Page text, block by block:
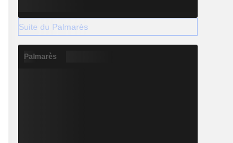
Suite du Palmarès
Palmarès